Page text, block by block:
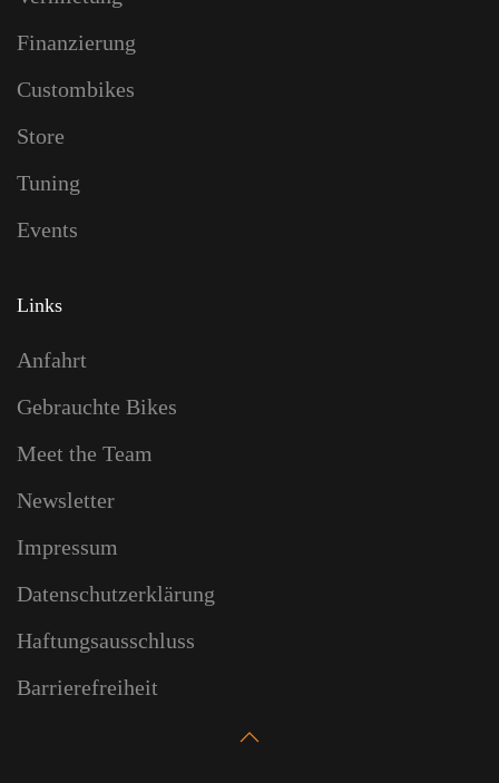
Finanzierung
Custombikes
Store
Tuning
Events
Links
Anfahrt
Gebrauchte Bikes
Meet the Team
Newsletter
Impressum
Datenschutzerklärung
Haftungsausschluss
Barrierefreiheit